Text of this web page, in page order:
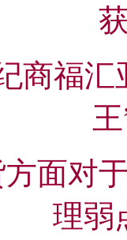
商福
面对
理弱